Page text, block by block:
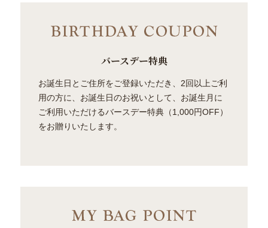
バースデー特典
お誕生日とご住所をご登録いただき、2回以上ご利
用の方に、お誕生日のお祝いとして、お誕生月に
ご利用いただけるバースデー特典（1,000円OFF）
をお贈りいたします。